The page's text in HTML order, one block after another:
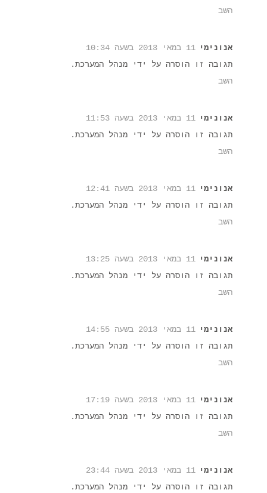
השב
אנונימי 11 במאי 2013 בשעה 10:34
תגובה זו הוסרה על ידי מנהל המערכת.
השב
אנונימי 11 במאי 2013 בשעה 11:53
תגובה זו הוסרה על ידי מנהל המערכת.
השב
אנונימי 11 במאי 2013 בשעה 12:41
תגובה זו הוסרה על ידי מנהל המערכת.
השב
אנונימי 11 במאי 2013 בשעה 13:25
תגובה זו הוסרה על ידי מנהל המערכת.
השב
אנונימי 11 במאי 2013 בשעה 14:55
תגובה זו הוסרה על ידי מנהל המערכת.
השב
אנונימי 11 במאי 2013 בשעה 17:19
תגובה זו הוסרה על ידי מנהל המערכת.
השב
אנונימי 11 במאי 2013 בשעה 23:44
תגובה זו הוסרה על ידי מנהל המערכת.